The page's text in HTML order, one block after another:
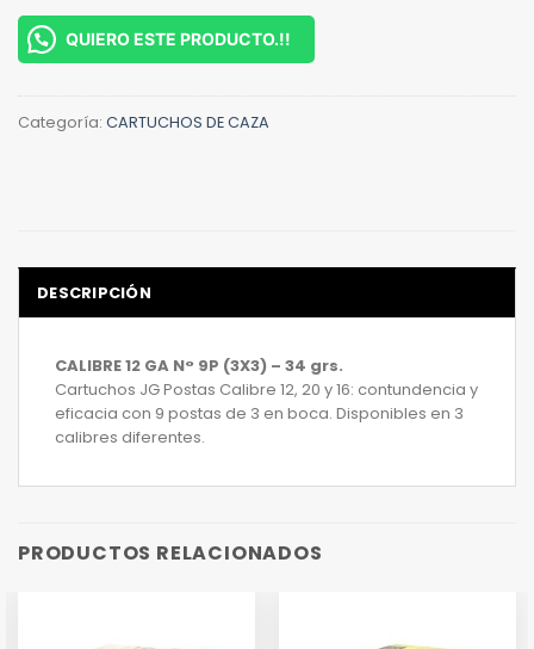
QUIERO ESTE PRODUCTO.!!
Categoría: CARTUCHOS DE CAZA
DESCRIPCIÓN
CALIBRE 12 GA N° 9P (3X3) – 34 grs.
Cartuchos JG Postas Calibre 12, 20 y 16: contundencia y
eficacia con 9 postas de 3 en boca. Disponibles en 3
calibres diferentes.
PRODUCTOS RELACIONADOS